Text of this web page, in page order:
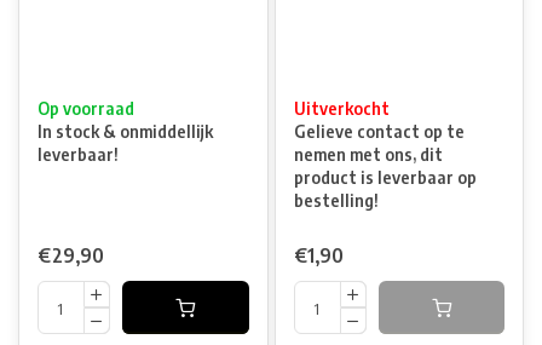
Op voorraad
In stock & onmiddellijk
leverbaar!
€29,90
Uitverkocht
Gelieve contact op te
nemen met ons, dit
product is leverbaar op
bestelling!
€1,90